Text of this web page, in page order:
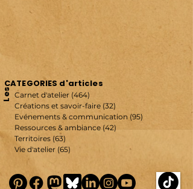
Carnet d'atelier (464)
Créations et savoir-faire (32)
Evénements & communication (95)
Ressources & ambiance (42) 42 posts
Territoires (63)
Vie d'atelier (65)
Les
CATEGORIES d'articles